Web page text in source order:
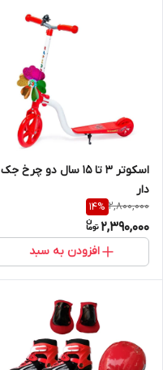
اسکوتر ۳ تا ۱۵ سال دو چرخ جک
دار
2,800,000
14%
2,390,000
افزودن به سبد